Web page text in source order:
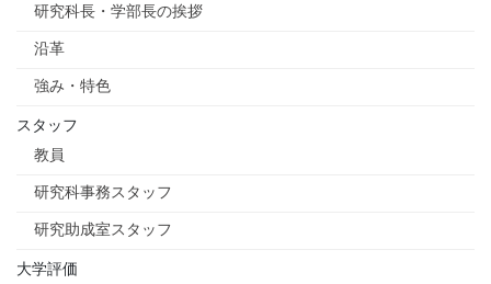
研究科長・学部長の挨拶
沿革
強み・特色
スタッフ
教員
研究科事務スタッフ
研究助成室スタッフ
大学評価